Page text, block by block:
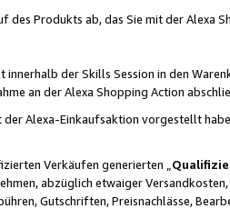
des Produkts ab, das Sie mit der Alexa
der Skills Session in den
an der Alexa Shopping Action
Alexa-Einkaufsaktion vorgestellt
Verkäufen generierten „
abzüglich etwaiger
Gutschriften, Preisnachlässe,